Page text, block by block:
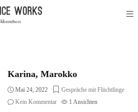
Karina, Marokko
Mai 24, 2022
Gespräche mit Flüchtlinge
Kein Kommentar
1Ansichten